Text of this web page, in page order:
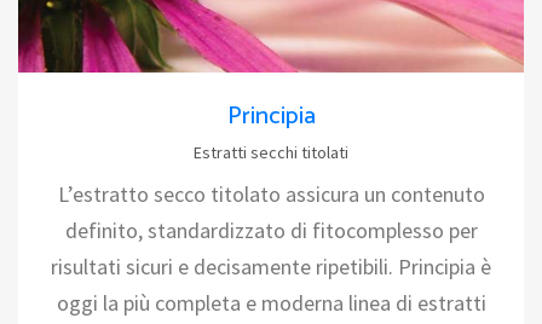
Principia
Estratti secchi titolati
L’estratto secco titolato assicura un contenuto
definito, standardizzato di fitocomplesso per
risultati sicuri e decisamente ripetibili. Principia è
oggi la più completa e moderna linea di estratti